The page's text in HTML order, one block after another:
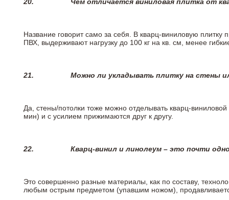
20. Чем отличается виниловая плитка от
Название говорит само за себя. В кварц-виниловую
ПВХ, выдерживают нагрузку до 100 кг на кв. см, менее
21. Можно ли укладывать плитку на стены
Да, стены/потолки тоже можно отделывать кварц-
мин) и с усилием прижимаются друг к другу.
22. Кварц-винил и линолеум – это почти
Это совершенно разные материалы, как по составу,
любым острым предметом (упавшим ножом),